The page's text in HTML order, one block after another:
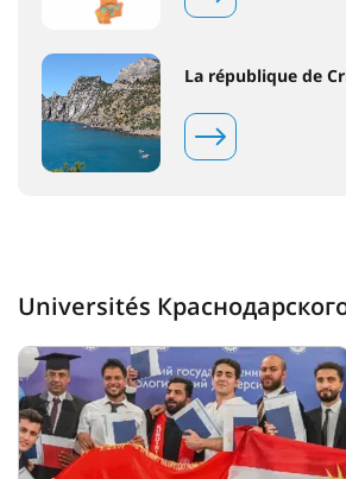
La république de
Universités